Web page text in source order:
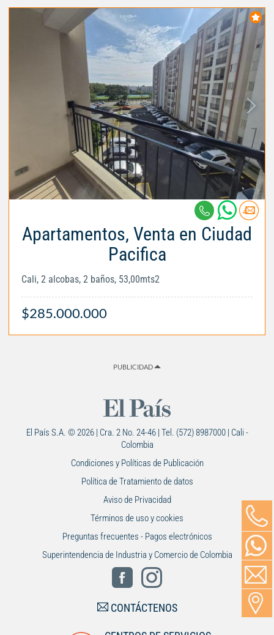
Apartamentos, Venta en Ciudad
Pacifica
Cali, 2 alcobas, 2 baños, 53,00mts2
$285.000.000
PUBLICIDAD
El País S.A. © 2026 | Cra. 2 No. 24-46 | Tel. (572) 8987000 | Cali -
Colombia
Condiciones y Políticas de Publicación
Política de Tratamiento de datos
Aviso de Privacidad
Términos de uso y cookies
Preguntas frecuentes - Pagos electrónicos
Superintendencia de Industria y Comercio de Colombia
CONTÁCTENOS